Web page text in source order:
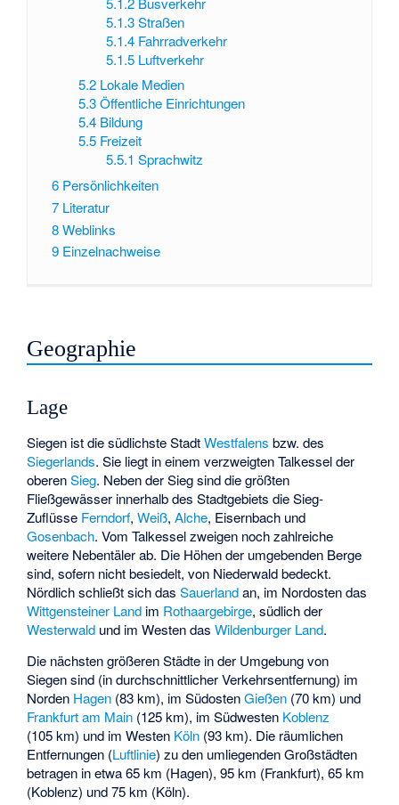
5.1.3 Straßen
5.1.4 Fahrradverkehr
5.1.5 Luftverkehr
5.2 Lokale Medien
5.3 Öffentliche Einrichtungen
5.4 Bildung
5.5 Freizeit
5.5.1 Sprachwitz
6 Persönlichkeiten
7 Literatur
8Weblinks
9 Einzelnachweise
Geographie
Lage
Siegen ist die südlichste StadtWestfalens bzw. des
Siegerlands. Sie liegt in einem verzweigten Talkessel der
oberenSieg. Neben der Sieg sind die größten
Fließgewässer innerhalb des Stadtgebiets die Sieg-
Zuflüsse Ferndorf,Weiß,Alche, Eisernbach und
Gosenbach. Vom Talkessel zweigen noch zahlreiche
weitere Nebentäler ab. Die Höhen der umgebenden Berge
sind, sofern nicht besiedelt, von Niederwald bedeckt.
Nördlich schließt sich dasSauerlandan, im Nordosten das
Wittgensteiner Land im Rothaargebirge, südlich der
Westerwald und im Westen dasWildenburger Land.
Die nächsten größeren Städte in der Umgebung von
Siegen sind (in durchschnittlicher Verkehrsentfernung) im
Norden Hagen (83 km), im SüdostenGießen (70 km) und
Frankfurt am Main (125 km), im Südwesten Koblenz
(105 km) und im Westen Köln (93 km). Die räumlichen
Entfernungen (Luftlinie) zu den umliegenden Großstädten
betragen in etwa 65 km (Hagen), 95 km (Frankfurt), 65 km
(Koblenz) und 75 km (Köln).